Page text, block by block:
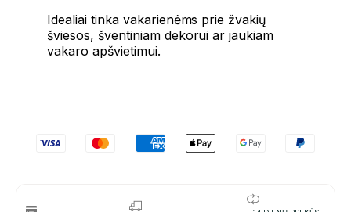
Idealiai tinka vakarienėms prie žvakių
šviesos, šventiniam dekorui ar jaukiam
vakaro apšvietimui.